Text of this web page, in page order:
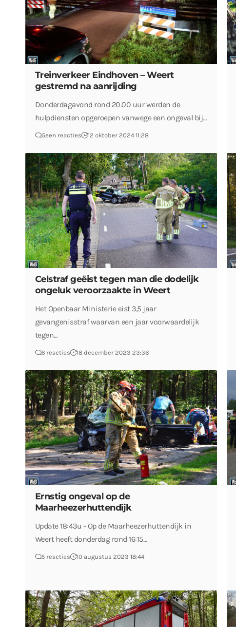
Treinverkeer Eindhoven – Weert
gestremd na aanrijding
Donderdagavond rond 20.00 uur werden de
hulpdiensten opgeroepen vanwege een ongeval bij…
Geen reacties 12 oktober 2024 11:28
Celstraf geëist tegen man die dodelijk
ongeluk veroorzaakte in Weert
Het Openbaar Ministerie eist 3,5 jaar
gevangenisstraf waarvan een jaar voorwaardelijk
tegen…
6 reacties 18 december 2023 23:36
Ernstig ongeval op de
Maarheezerhuttendijk
Update 18:43u - Op de Maarheezerhuttendijk in
Weert heeft donderdag rond 16:15…
5 reacties 10 augustus 2023 18:44